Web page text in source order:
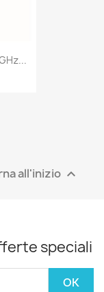
all'inizio 
speciali